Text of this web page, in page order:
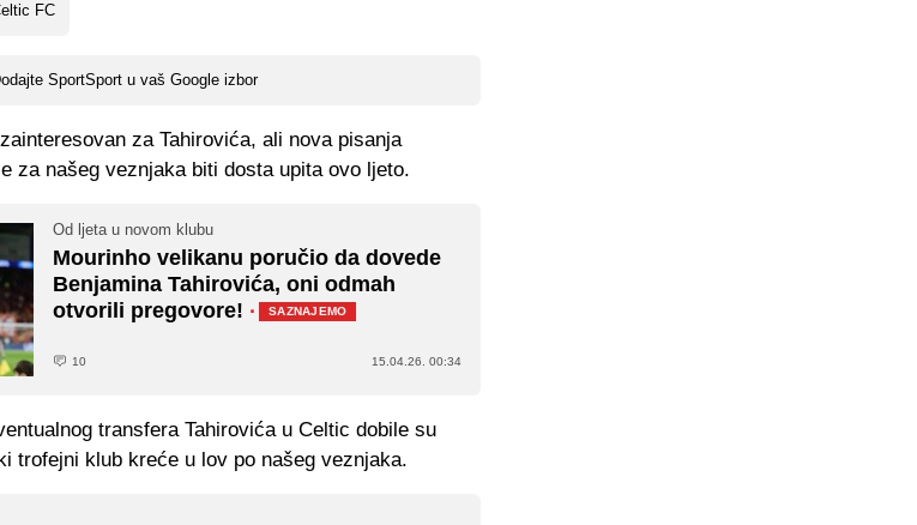
FC
SportSport u vaš Google izbor
za Tahirovića, ali nova pisanja
za našeg veznjaka biti dosta upita ovo ljeto.
Od ljeta u novom klubu
Mourinho velikanu poručio da dovede
Benjamina Tahirovića, oni odmah
otvorili pregovore! · SAZNAJEMO
10 15.04.26. 00:34
transfera Tahirovića u Celtic dobile su
trofejni klub kreće u lov po našeg veznjaka.